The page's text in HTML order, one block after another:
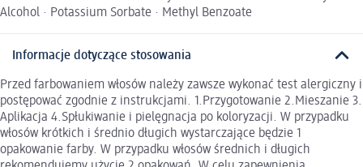
Alcohol · Potassium Sorbate · Methyl Benzoate
Informacje dotyczące stosowania
Przed farbowaniem włosów należy zawsze wykonać test alergiczny i
postępować zgodnie z instrukcjami. 1.Przygotowanie 2.Mieszanie 3.
Aplikacja 4.Spłukiwanie i pielęgnacja po koloryzacji. W przypadku
włosów krótkich i średnio długich wystarczające będzie 1
opakowanie farby. W przypadku włosów średnich i długich